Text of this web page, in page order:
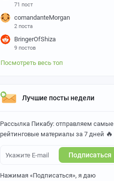
71 пост
comandanteMorgan
2 поста
BringerOfShiza
9 постов
Посмотреть весь топ
Лучшие посты недели
Рассылка Пикабу: отправляем самые
рейтинговые материалы за 7 дней 🔥
Подписаться
Нажимая «Подписаться», я даю